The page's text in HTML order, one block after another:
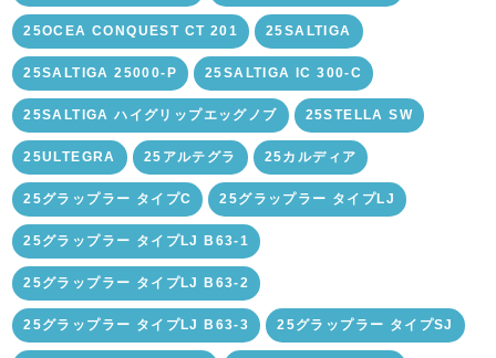
25OCEA CONQUEST CT 201 25SALTIGA
25SALTIGA 25000-P 25SALTIGA IC 300-C
25SALTIGA ハイグリップエッグノブ 25STELLA SW
25ULTEGRA 25アルテグラ 25カルディア
25グラップラー タイプC 25グラップラー タイプLJ
25グラップラー タイプLJ B63-1
25グラップラー タイプLJ B63-2
25グラップラー タイプLJ B63-3 25グラップラー タイプSJ